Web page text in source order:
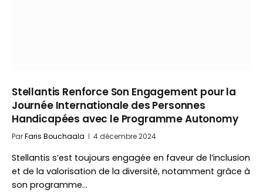
Stellantis Renforce Son Engagement pour la
Journée Internationale des Personnes
Handicapées avec le Programme Autonomy
ParFaris Bouchaala 4 décembre 2024
Stellantis s’est toujours engagée en faveur de l’inclusion
et de la valorisation de la diversité, notamment grâce à
son programme…